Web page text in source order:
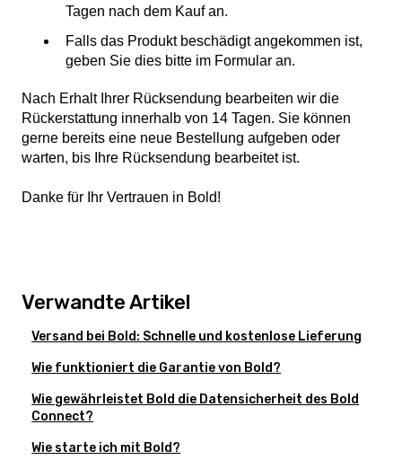
Tagen nach dem Kauf an.
Falls das Produkt beschädigt angekommen ist,
geben Sie dies bitte im Formular an.
Nach Erhalt Ihrer Rücksendung bearbeiten wir die
Rückerstattung innerhalb von 14 Tagen. Sie können
gerne bereits eine neue Bestellung aufgeben oder
warten, bis Ihre Rücksendung bearbeitet ist.
Danke für Ihr Vertrauen in Bold!
Verwandte Artikel
Versand bei Bold: Schnelle und kostenlose Lieferung
Wie funktioniert die Garantie von Bold?
Wie gewährleistet Bold die Datensicherheit des Bold
Connect?
Wie starte ich mit Bold?